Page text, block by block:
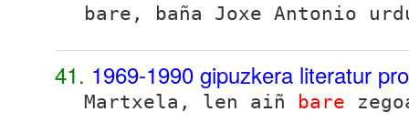
bare, baña Joxe Antonio
41. 1969-1990 gipuzkera literatur
Martxela, len aiñ bare